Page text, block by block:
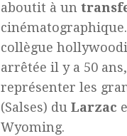
aboutit à un
collègue
arrêtée il y a 50
représenter les
(Salses) du Larzac
Wyoming.